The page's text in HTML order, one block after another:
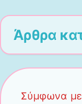
Άρθρα
Σύμφωνα